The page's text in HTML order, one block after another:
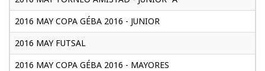
2016 MAY COPA GÉBA 2016 - JUNIOR
2016 MAY FUTSAL
2016 MAY COPA GÉBA 2016 - MAYORES